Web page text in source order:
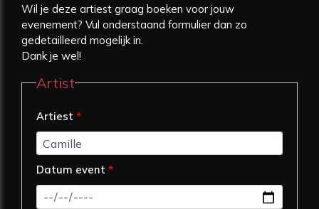
Wil je deze artiest graag boeken voor jouw
evenement? Vul onderstaand formulier dan zo
gedetailleerd mogelijk in.
Dank je wel!
Artist
Artiest *
Datum event *